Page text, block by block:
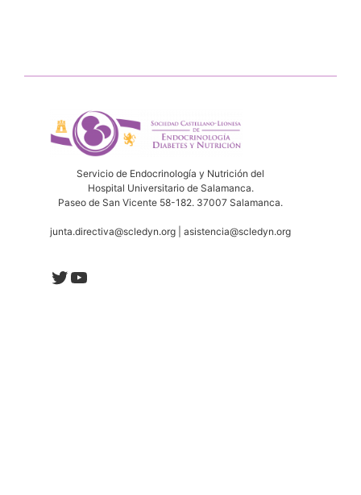
Servicio de Endocrinología y Nutrición del
Hospital Universitario de Salamanca.
Paseo de San Vicente 58-182. 37007 Salamanca.
junta.directiva@scledyn.org | asistencia@scledyn.org
Twitter
YouTube